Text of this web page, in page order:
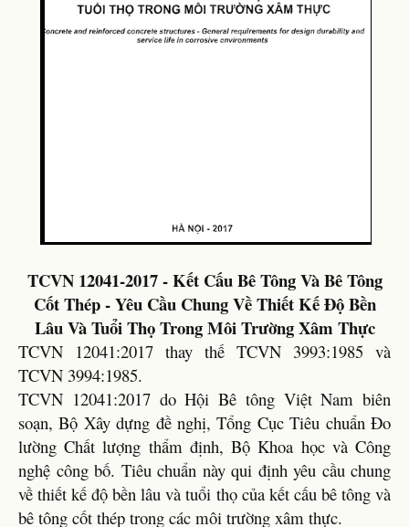
TCVN 12041-2017 - Kết Cấu Bê Tông Và Bê Tông
Cốt Thép - Yêu Cầu Chung Về Thiết Kế Độ Bền
Lâu Và Tuổi Thọ Trong Môi Trường Xâm Thực
TCVN 12041:2017 thay thế TCVN 3993:1985 và
TCVN 3994:1985.
TCVN 12041:2017 do Hội Bê tông Việt Nam biên
soạn, Bộ Xây dựng đề nghị, Tổng Cục Tiêu chuẩn Đo
lường Chất lượng thẩm định, Bộ Khoa học và Công
nghệ công bố. Tiêu chuẩn này qui định yêu cầu chung
về thiết kế độ bền lâu và tuổi thọ của kết cấu bê tông và
bê tông cốt thép trong các môi trường xâm thực.